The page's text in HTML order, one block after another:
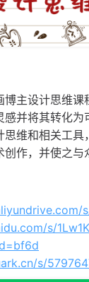
博主设计思维课
感并将其转化为
思维和相关工具
作，并使之与
s/
s/